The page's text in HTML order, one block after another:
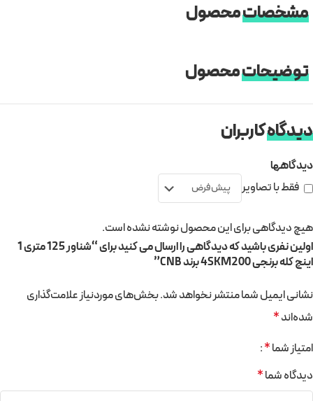
مشخصاتمحصول
توضیحاتمحصول
دیدگاهکاربران
دیدگاهها
فقط با تصاویر
هیچ دیدگاهی برای این محصول نوشته نشده است.
اولین نفری باشید که دیدگاهی را ارسال می کنید برای “شناور 125 متری 1
اینچ کله برنجی 4SKM200 برند CNB”
نشانی ایمیل شما منتشر نخواهد شد.بخش‌های موردنیاز علامت‌گذاری
شده‌اند*
امتیاز شما*
دیدگاه شما*